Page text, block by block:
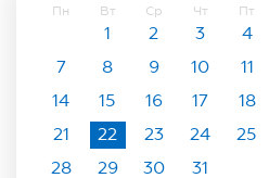
Пн Вт Ср Чт Пт
1 2 3 4
7
8 9 10 11
14
15 16 17 18
21
22 23 24 25
28
29 30 31